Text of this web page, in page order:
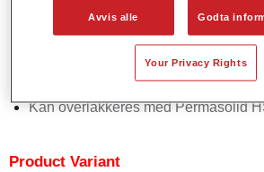
Produktfunksjoner
Gir god vertikal stabilitet.
Har god dekkevne.
Kan overlakkeres med Permasolid
Product Variant
Avvis alle Godta
Your Privacy Rights